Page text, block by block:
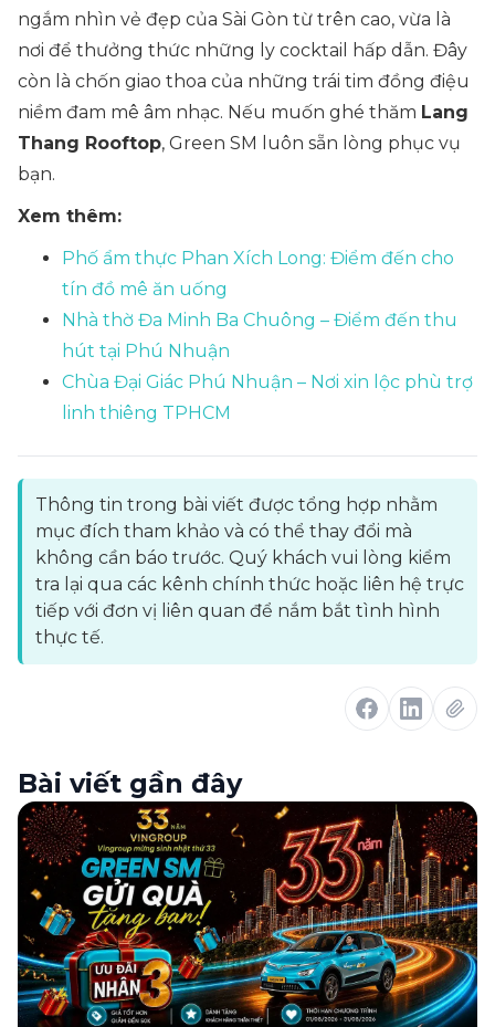
ngắm nhìn vẻ đẹp của Sài Gòn từ trên cao, vừa là
nơi để thưởng thức những ly cocktail hấp dẫn. Đây
còn là chốn giao thoa của những trái tim đồng điệu
niềm đam mê âm nhạc. Nếu muốn ghé thăm Lang
Thang Rooftop, Green SM luôn sẵn lòng phục vụ
bạn.
Xem thêm:
Phố ẩm thực Phan Xích Long: Điểm đến cho
tín đồ mê ăn uống
Nhà thờ Đa Minh Ba Chuông – Điểm đến thu
hút tại Phú Nhuận
Chùa Đại Giác Phú Nhuận – Nơi xin lộc phù trợ
linh thiêng TPHCM
Thông tin trong bài viết được tổng hợp nhằm
mục đích tham khảo và có thể thay đổi mà
không cần báo trước. Quý khách vui lòng kiểm
tra lại qua các kênh chính thức hoặc liên hệ trực
tiếp với đơn vị liên quan để nắm bắt tình hình
thực tế.
Bài viết gần đây